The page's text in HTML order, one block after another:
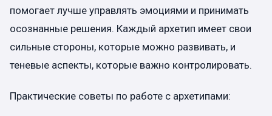
помогает лучше управлять эмоциями и принимать
осознанные решения. Каждый архетип имеет свои
сильные стороны, которые можно развивать, и
теневые аспекты, которые важно контролировать.
Практические советы по работе с архетипами: